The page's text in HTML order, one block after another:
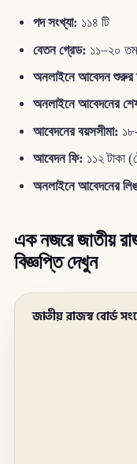
পদ সংখ্যা: ১১৪ টি
বেতন গ্রেড: ১১–২০
অনলাইনে আবেদন শুরুর
অনলাইনে আবেদনের
আবেদনের বয়সসীমা:
আবেদন ফি: ১১২ টাকা
অনলাইনে আবেদনের
এক নজরে জাতীয়
বিজ্ঞপ্তি দেখুন
জাতীয় রাজস্ব বোর্ড